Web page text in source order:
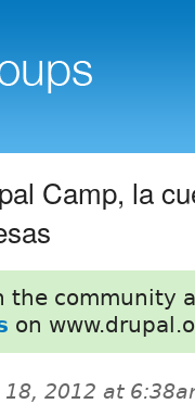
Camp, la
the community
on
18, 2012 at